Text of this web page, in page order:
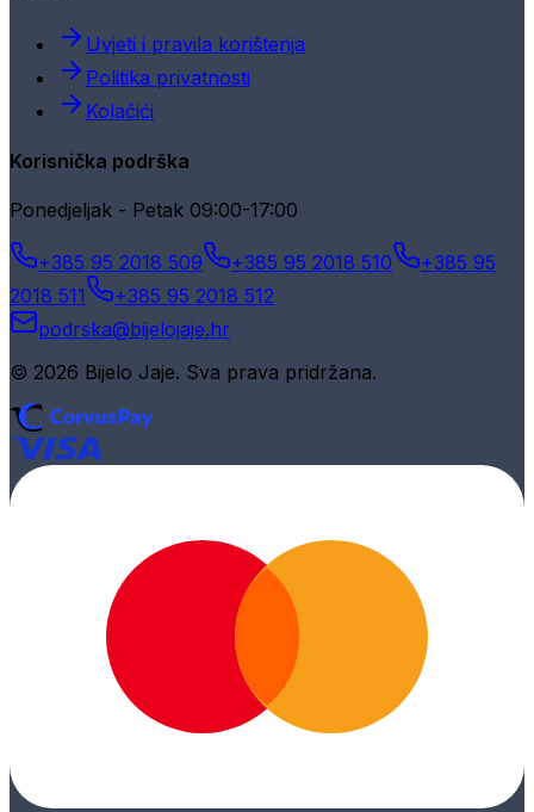
Uvjeti i pravila korištenja
Politika privatnosti
Kolačići
Korisnička podrška
Ponedjeljak - Petak 09:00-17:00
+385 95 2018 509 +385 95 2018 510
+385 95
2018 511
+385 95 2018 512
podrska@bijelojaje.hr
© 2026 Bijelo Jaje. Sva prava pridržana.